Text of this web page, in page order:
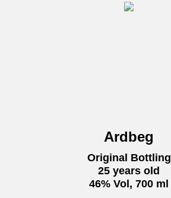
Ardbeg
Original Bottling
25 years old
46% Vol, 700 ml